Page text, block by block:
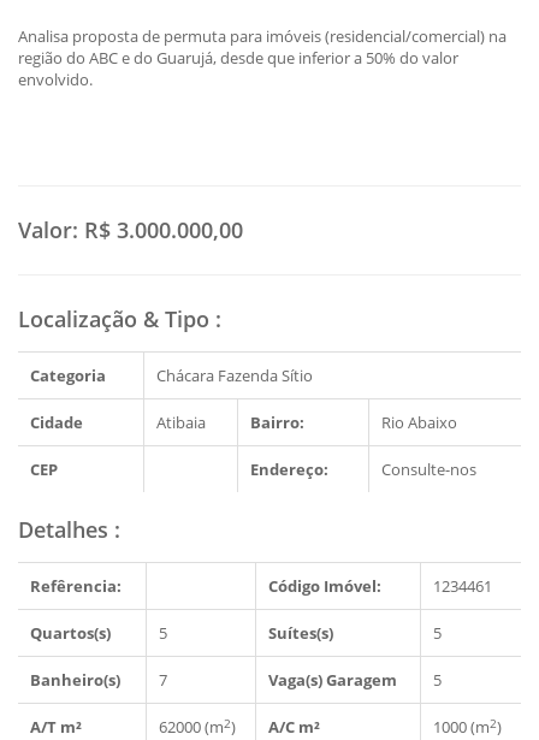
Analisa proposta de permuta para imóveis (residencial/comercial) na
região do ABC e do Guarujá, desde que inferior a 50% do valor
envolvido.
Valor: R$ 3.000.000,00
Localização & Tipo :
Categoria Chácara Fazenda Sítio
Cidade Atibaia Bairro: Rio Abaixo
CEP Endereço: Consulte-nos
Detalhes :
Refêrencia: Código Imóvel: 1234461
Quartos(s) 5 Suítes(s) 5
Banheiro(s) 7 Vaga(s) Garagem 5
A/T m² 62000 (m2) A/C m² 1000 (m2)